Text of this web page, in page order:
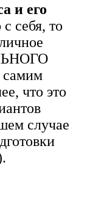
и его
себя, то
самим
что это
случае